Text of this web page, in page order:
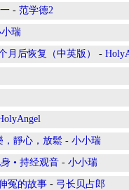
- 范学德2
瑞
月后恢复（中英版） -
，靜心，放鬆 - 小小瑞
• 持经观音 - 小小瑞
冤的故事 - 弓长贝占郎